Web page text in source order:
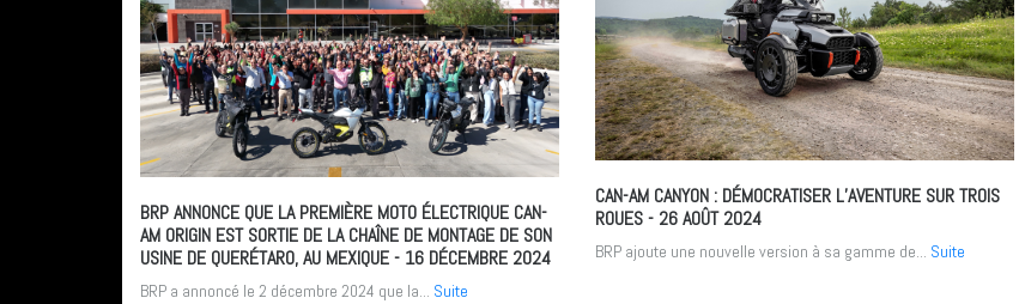
BRP ANNONCE QUE LA PREMIÈRE MOTO ÉLECTRIQUE CAN-
AM ORIGIN EST SORTIE DE LA CHAÎNE DE MONTAGE DE SON
USINE DE QUERÉTARO, AU MEXIQUE- 16 DÉCEMBRE 2024
BRP a annoncé le 2 décembre 2024 que la... Suite
CAN-AM CANYON : DÉMOCRATISER L’AVENTURE SUR TROIS
ROUES- 26 AOÛT 2024
BRP ajoute une nouvelle version à sa gamme de... Suite